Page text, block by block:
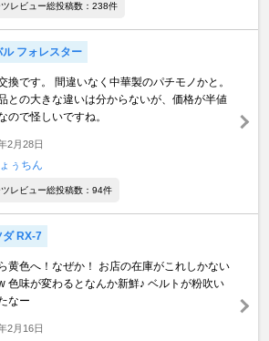
ツレビュー総投稿数：238件
ル フォレスター
換です。 間違いなく中華製のパチモノかと。
との大きな違いは分からないが、価格が半値
ので怪しいですね。
2月28日
ぅちん
ツレビュー総投稿数：94件
ダ RX-7
黄色へ！なぜか！ お店の在庫がこれしかない
色味が変わるとなんか新鮮♪ ベルトが粉吹い
なー
2月16日